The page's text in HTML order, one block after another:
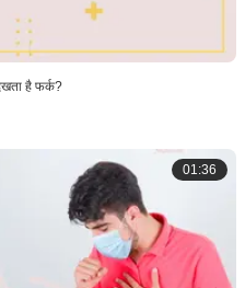
है फर्क?
01:36